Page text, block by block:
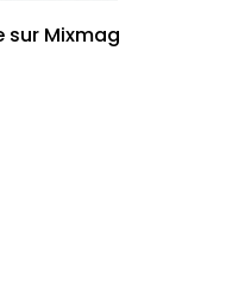
sur Mixmag